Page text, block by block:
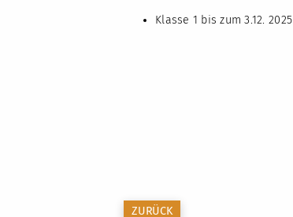
Klasse 1 bis zum 3.12. 2025
ZURÜCK